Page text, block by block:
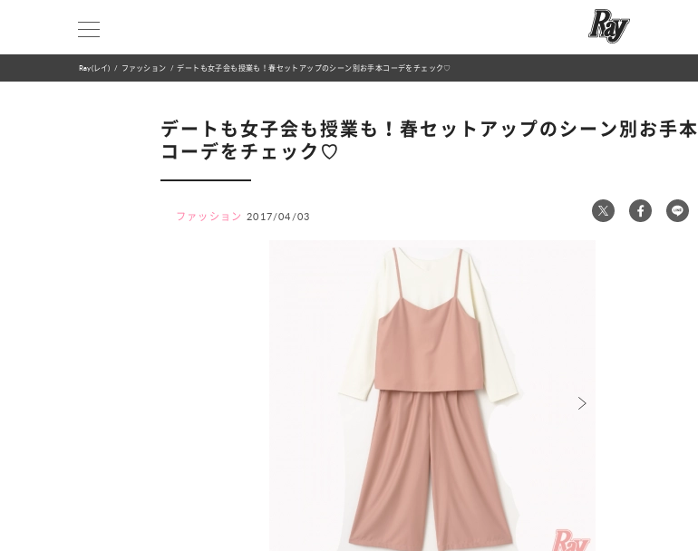
Ray(レイ) ファッション デートも女子会も授業も！春セットアップのシーン別お手本コーデをチェック♡
デートも女子会も授業も！春セットアップのシーン別お手本
コーデをチェック♡
ファッション 2017/04/03